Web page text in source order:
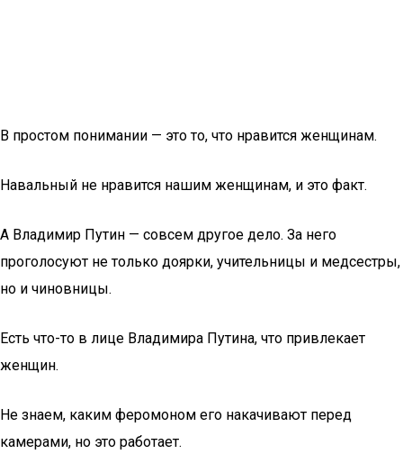
В простом понимании — это то, что нравится женщинам.
Навальный не нравится нашим женщинам, и это факт.
А Владимир Путин — совсем другое дело. За него
проголосуют не только доярки, учительницы и медсестры,
но и чиновницы.
Есть что-то в лице Владимира Путина, что привлекает
женщин.
Не знаем, каким феромоном его накачивают перед
камерами, но это работает.